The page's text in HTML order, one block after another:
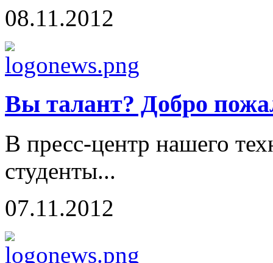
08.11.2012
Вы талант? Добро
В пресс-центр нашего
студенты...
07.11.2012